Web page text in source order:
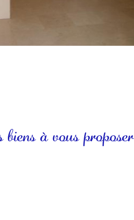
à vous proposer